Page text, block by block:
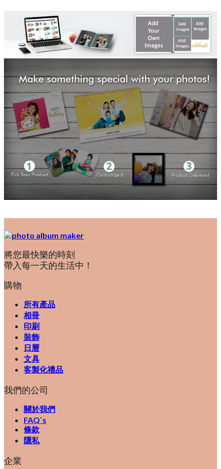
將您最快樂的時刻
帶入每一天的生活中！
購物
所有產品
相冊
印刷
裝飾
日曆
文具
客製化禮品
我們的公司
關於我們
FAQ`s
條款
隱私
企業